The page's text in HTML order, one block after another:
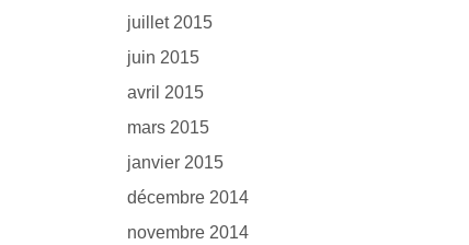
juillet 2015
juin 2015
avril 2015
mars 2015
janvier 2015
décembre 2014
novembre 2014